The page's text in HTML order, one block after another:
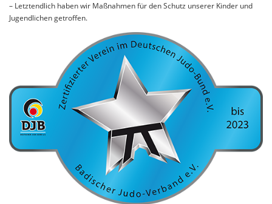
– Letztendlich haben wir Maßnahmen für den Schutz unserer Kinder und
Jugendlichen getroffen.